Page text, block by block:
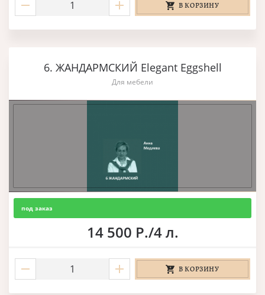
В КОРЗИНУ
6. ЖАНДАРМСКИЙ Elegant Eggshell
Для мебели
под заказ
14 500 Р./4 л.
В КОРЗИНУ